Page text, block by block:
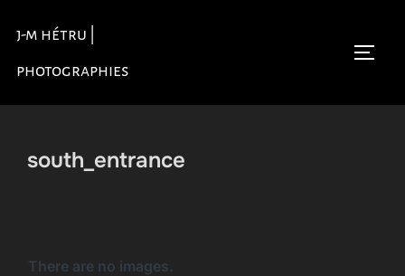
contenu
j-m hétru |
photographies
south_entrance
There are no images.